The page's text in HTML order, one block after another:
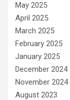
May 2025
April 2025
March 2025
February 2025
January 2025
December 2024
November 2024
August 2023